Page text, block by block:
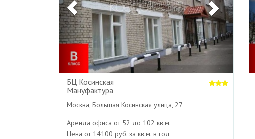
БЦ Косинская
Мануфактура
Москва, Большая Косинская улица, 27
Аренда офиса от 52 до 102 кв.м.
Цена от 14100 руб. за кв.м. в год